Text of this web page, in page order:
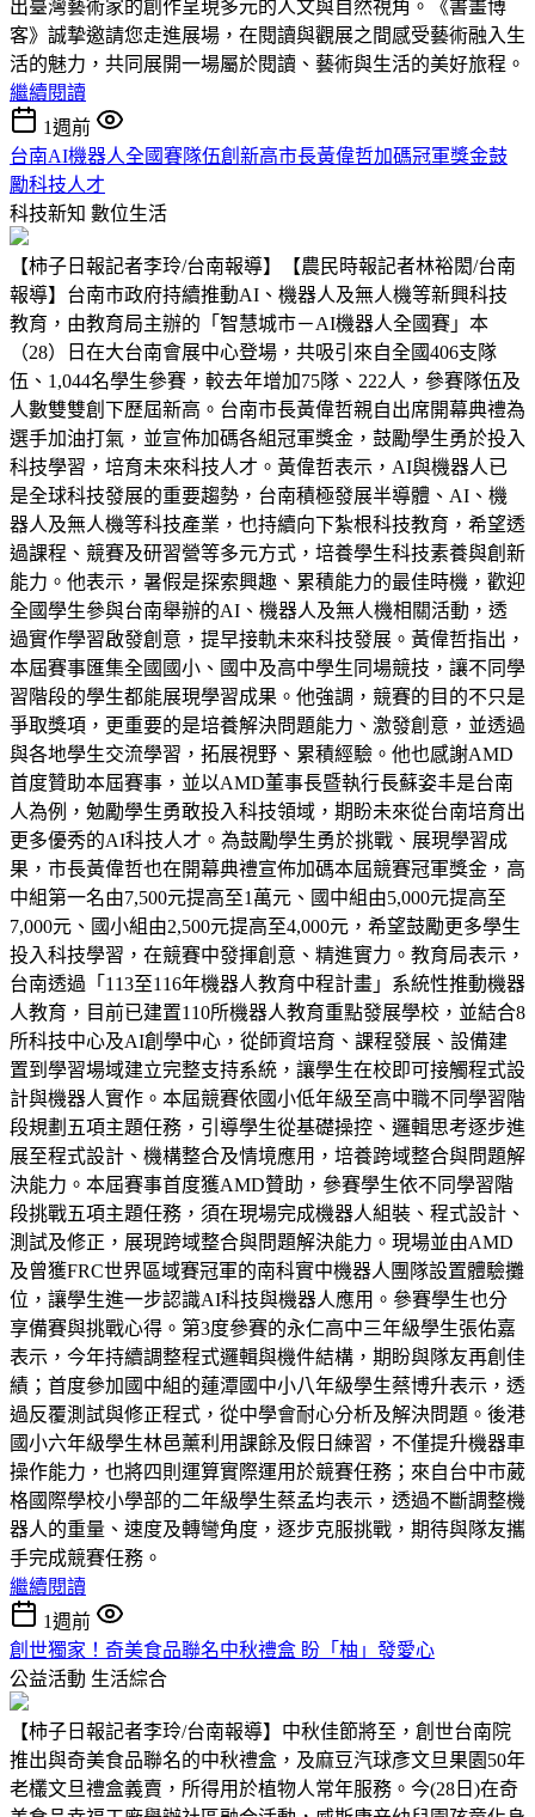
出臺灣藝術家的創作呈現多元的人文與自然視角。《書畫博
客》誠摯邀請您走進展場，在閱讀與觀展之間感受藝術融入生
活的魅力，共同展開一場屬於閱讀、藝術與生活的美好旅程。
繼續閱讀
1週前
台南AI機器人全國賽隊伍創新高市長黃偉哲加碼冠軍獎金鼓
勵科技人才
科技新知 數位生活
【柿子日報記者李玲/台南報導】【農民時報記者林裕閎/台南
報導】台南市政府持續推動AI、機器人及無人機等新興科技
教育，由教育局主辦的「智慧城市－AI機器人全國賽」本
（28）日在大台南會展中心登場，共吸引來自全國406支隊
伍、1,044名學生參賽，較去年增加75隊、222人，參賽隊伍及
人數雙雙創下歷屆新高。台南市長黃偉哲親自出席開幕典禮為
選手加油打氣，並宣佈加碼各組冠軍獎金，鼓勵學生勇於投入
科技學習，培育未來科技人才。黃偉哲表示，AI與機器人已
是全球科技發展的重要趨勢，台南積極發展半導體、AI、機
器人及無人機等科技產業，也持續向下紮根科技教育，希望透
過課程、競賽及研習營等多元方式，培養學生科技素養與創新
能力。他表示，暑假是探索興趣、累積能力的最佳時機，歡迎
全國學生參與台南舉辦的AI、機器人及無人機相關活動，透
過實作學習啟發創意，提早接軌未來科技發展。黃偉哲指出，
本屆賽事匯集全國國小、國中及高中學生同場競技，讓不同學
習階段的學生都能展現學習成果。他強調，競賽的目的不只是
爭取獎項，更重要的是培養解決問題能力、激發創意，並透過
與各地學生交流學習，拓展視野、累積經驗。他也感謝AMD
首度贊助本屆賽事，並以AMD董事長暨執行長蘇姿丰是台南
人為例，勉勵學生勇敢投入科技領域，期盼未來從台南培育出
更多優秀的AI科技人才。為鼓勵學生勇於挑戰、展現學習成
果，市長黃偉哲也在開幕典禮宣佈加碼本屆競賽冠軍獎金，高
中組第一名由7,500元提高至1萬元、國中組由5,000元提高至
7,000元、國小組由2,500元提高至4,000元，希望鼓勵更多學生
投入科技學習，在競賽中發揮創意、精進實力。教育局表示，
台南透過「113至116年機器人教育中程計畫」系統性推動機器
人教育，目前已建置110所機器人教育重點發展學校，並結合8
所科技中心及AI創學中心，從師資培育、課程發展、設備建
置到學習場域建立完整支持系統，讓學生在校即可接觸程式設
計與機器人實作。本屆競賽依國小低年級至高中職不同學習階
段規劃五項主題任務，引導學生從基礎操控、邏輯思考逐步進
展至程式設計、機構整合及情境應用，培養跨域整合與問題解
決能力。本屆賽事首度獲AMD贊助，參賽學生依不同學習階
段挑戰五項主題任務，須在現場完成機器人組裝、程式設計、
測試及修正，展現跨域整合與問題解決能力。現場並由AMD
及曾獲FRC世界區域賽冠軍的南科實中機器人團隊設置體驗攤
位，讓學生進一步認識AI科技與機器人應用。參賽學生也分
享備賽與挑戰心得。第3度參賽的永仁高中三年級學生張佑嘉
表示，今年持續調整程式邏輯與機件結構，期盼與隊友再創佳
績；首度參加國中組的蓮潭國中小八年級學生蔡博升表示，透
過反覆測試與修正程式，從中學會耐心分析及解決問題。後港
國小六年級學生林邑薰利用課餘及假日練習，不僅提升機器車
操作能力，也將四則運算實際運用於競賽任務；來自台中市葳
格國際學校小學部的二年級學生蔡孟均表示，透過不斷調整機
器人的重量、速度及轉彎角度，逐步克服挑戰，期待與隊友攜
手完成競賽任務。
繼續閱讀
1週前
創世獨家！奇美食品聯名中秋禮盒 盼「柚」發愛心
公益活動 生活綜合
【柿子日報記者李玲/台南報導】中秋佳節將至，創世台南院
推出與奇美食品聯名的中秋禮盒，及麻豆汽球彥文旦果園50年
老欉文旦禮盒義賣，所得用於植物人常年服務。今(28日)在奇